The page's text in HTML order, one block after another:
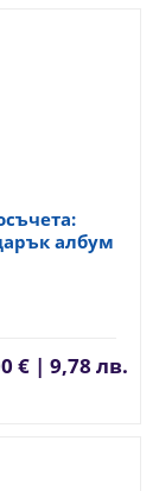
албум
€ | 9,78 лв.